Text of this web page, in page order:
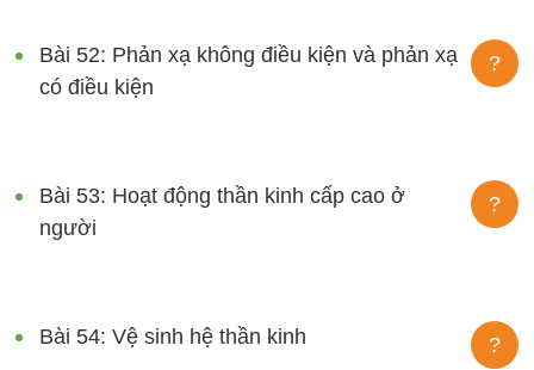
Bài 52: Phản xạ không điều kiện và phản xạ
có điều kiện
?
Bài 53: Hoạt động thần kinh cấp cao ở
người
?
Bài 54: Vệ sinh hệ thần kinh ?